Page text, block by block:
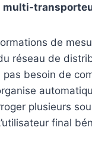
multi-
de
réseau de
pas besoin de
plusieurs
final